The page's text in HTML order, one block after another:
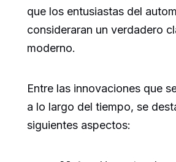
que los entusiastas del
consideraran un verdadero
moderno.
Entre las innovaciones que
a lo largo del tiempo, se
siguientes aspectos: